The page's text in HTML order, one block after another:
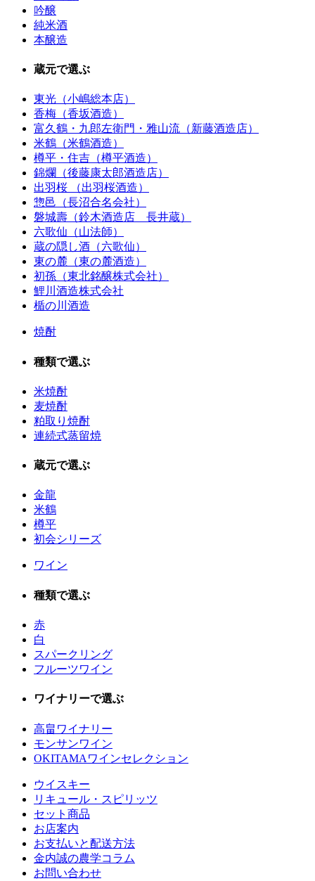
吟醸
純米酒
本醸造
蔵元で選ぶ
東光（小嶋総本店）
香梅（香坂酒造）
富久鶴・九郎左衛門・雅山流（新藤酒造店）
米鶴（米鶴酒造）
樽平・住吉（樽平酒造）
錦爛（後藤康太郎酒造店）
出羽桜 （出羽桜酒造）
惣邑（長沼合名会社）
磐城壽（鈴木酒造店 長井蔵）
六歌仙（山法師）
蔵の隠し酒（六歌仙）
東の麓（東の麓酒造）
初孫（東北銘醸株式会社）
鯉川酒造株式会社
楯の川酒造
焼酎
種類で選ぶ
米焼酎
麦焼酎
粕取り焼酎
連続式蒸留焼
蔵元で選ぶ
金龍
米鶴
樽平
初会シリーズ
ワイン
種類で選ぶ
赤
白
スパークリング
フルーツワイン
ワイナリーで選ぶ
高畠ワイナリー
モンサンワイン
OKITAMAワインセレクション
ウイスキー
リキュール・スピリッツ
セット商品
お店案内
お支払いと配送方法
金内誠の農学コラム
お問い合わせ